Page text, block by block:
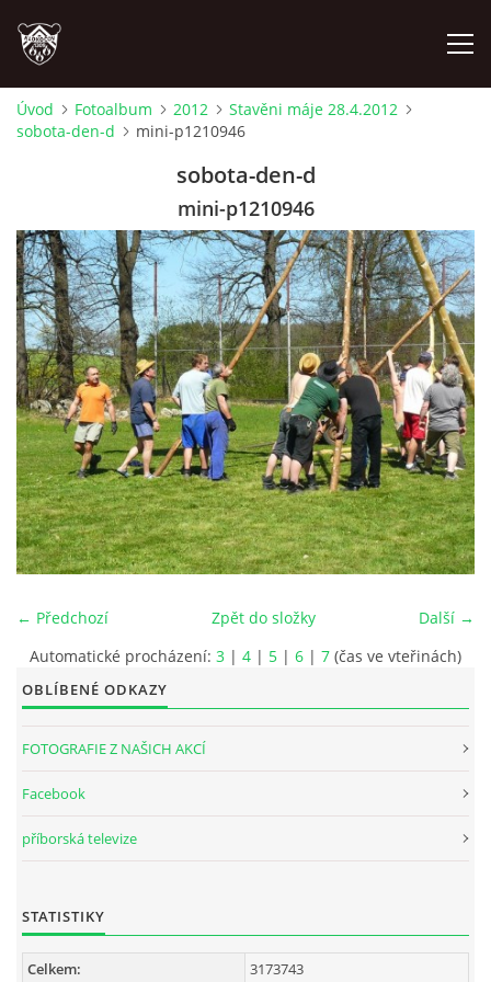
ÚVOD
PROBĚHLÉ AKCE
NOVINKY
FOTOALBUM
VIDEA
INTERNÍ SEKCE
Úvod Fotoalbum 2012
Stavěni máje 28.4.2012
sobota-den-d
mini-p1210946
sobota-den-d
mini-p1210946
← Předchozí Další →
Zpět do složky
Automatické procházení: 3 | 4 | 5 | 6 | 7 (čas ve vteřinách)
OBLÍBENÉ ODKAZY
FOTOGRAFIE Z NAŠICH AKCÍ
Facebook
příborská televize
STATISTIKY
Celkem: 3173743